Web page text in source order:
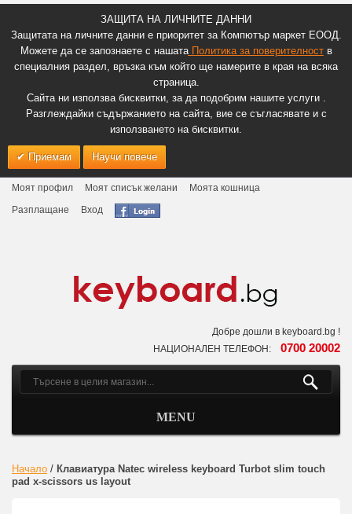
ЗАЩИТА НА ЛИЧНИТЕ ДАННИ
Защитата на личните данни е приоритет за Компютър маркет ЕООД.
Можете да се запознаете с нашатаПолитика за поверителноств
специалния раздел, връзка към който ще намерите в края на всяка
страница.
Сайта ни използва бисквитки, за да подобрим нашите услуги .
Разглеждайки съдържанието на сайта, вие се съгласявате и с
използването на бисквитки.
Приемам Научи повече
Моят профил Моят списък желани
Моята кошница
Разплащане
Вход
Добре дошли в keyboard.bg !
НАЦИОНАЛЕН ТЕЛЕФОН: 0700 20002
MENU
Начало / Клавиатура Natec wireless keyboard Turbot slim touch
pad x-scissors us layout